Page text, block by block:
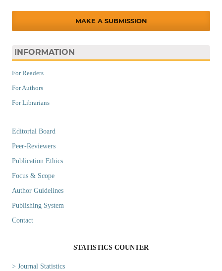
MAKE A SUBMISSION
INFORMATION
For Readers
For Authors
For Librarians
Editorial Board
Peer-Reviewers
Publication Ethics
Focus & Scope
Author Guidelines
Publishing System
Contact
STATISTICS COUNTER
> Journal Statistics